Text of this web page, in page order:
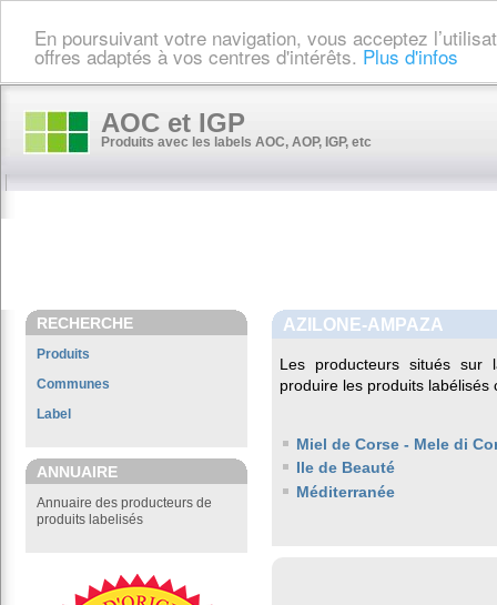
En poursuivant votre navigation, vous acceptez
offres adaptés à vos centres d'intérêts. Plus d'infos
AOC et IGP
Produits avec les labels AOC, AOP, IGP, etc
RECHERCHE
Produits
Communes
Label
ANNUAIRE
Annuaire des producteurs de
produits labelisés
AZILONE-AMPAZA
Les producteurs situés sur
produire les produits labélisés
Miel de Corse - Mele di
Ile de Beauté
Méditerranée